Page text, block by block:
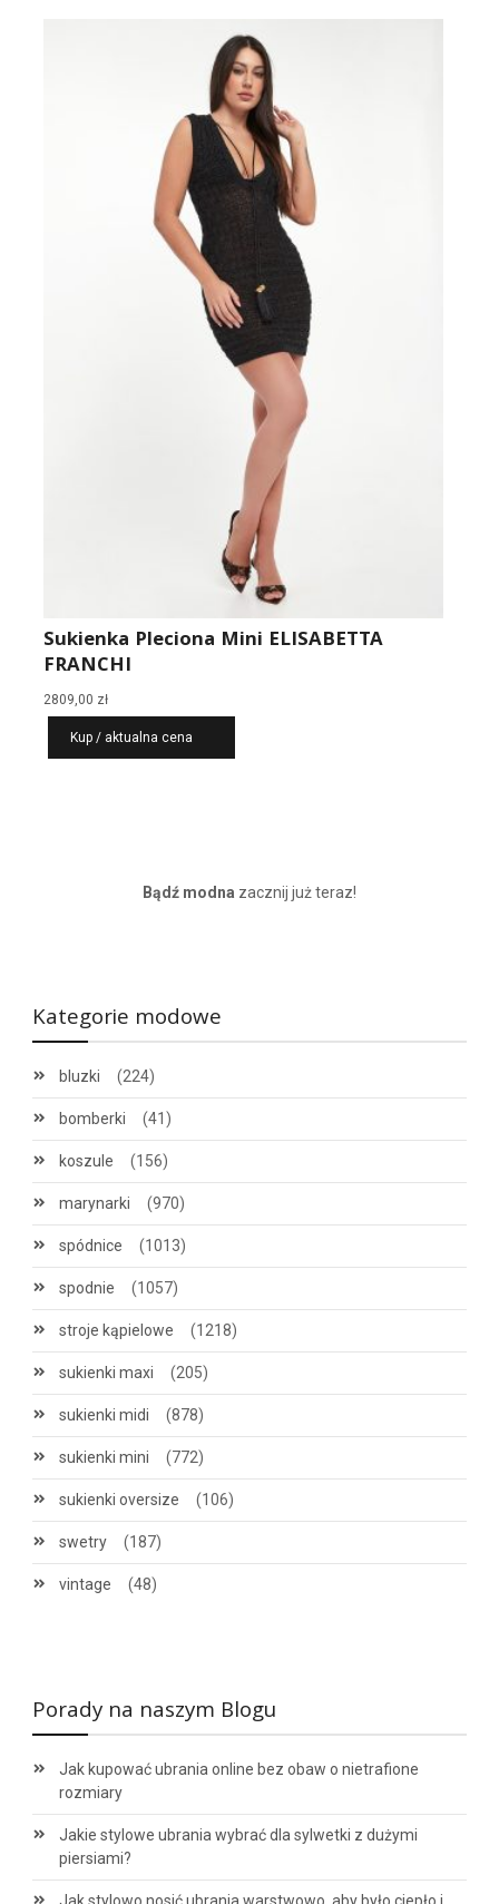
Sukienka Pleciona Mini ELISABETTA
FRANCHI
2809,00 zł
Kup / aktualna cena
Bądź modna zacznij już teraz!
Kategorie modowe
bluzki (224)
bomberki (41)
koszule (156)
marynarki (970)
spódnice (1013)
spodnie (1057)
stroje kąpielowe (1218)
sukienki maxi (205)
sukienki midi (878)
sukienki mini (772)
sukienki oversize (106)
swetry (187)
vintage (48)
Porady na naszym Blogu
Jak kupować ubrania online bez obaw o nietrafione
rozmiary
Jakie stylowe ubrania wybrać dla sylwetki z dużymi
piersiami?